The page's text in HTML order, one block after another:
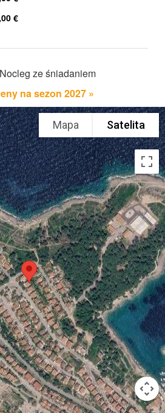
€
Nocleg ze śniadaniem
na sezon 2027 »
Mapa Satelita